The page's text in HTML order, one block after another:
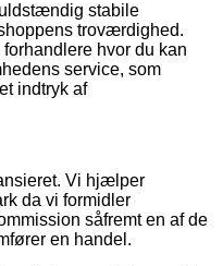
stabile
troværdighed.
hvor du kan
service, som
indtryk af
Vi hjælper
da vi formidler
såfremt en af de
en handel.